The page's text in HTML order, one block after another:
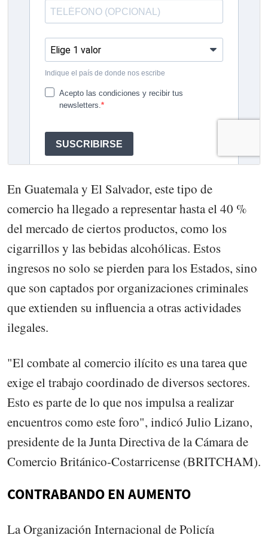
En Guatemala y El Salvador, este tipo de
comercio ha llegado a representar hasta el 40 %
del mercado de ciertos productos, como los
cigarrillos y las bebidas alcohólicas. Estos
ingresos no solo se pierden para los Estados, sino
que son captados por organizaciones criminales
que extienden su influencia a otras actividades
ilegales.
"El combate al comercio ilícito es una tarea que
exige el trabajo coordinado de diversos sectores.
Esto es parte de lo que nos impulsa a realizar
encuentros como este foro", indicó Julio Lizano,
presidente de la Junta Directiva de la Cámara de
Comercio Británico-Costarricense (BRITCHAM).
CONTRABANDO EN AUMENTO
La Organización Internacional de Policía